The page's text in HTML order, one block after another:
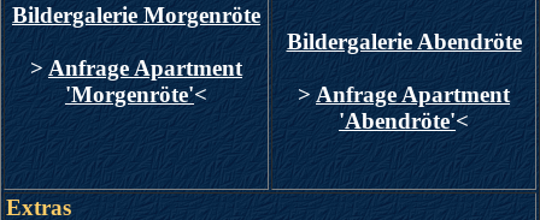
Bildergalerie Morgenröte
> Anfrage Apartment
'Morgenröte'<
Bildergalerie Abendröte
> Anfrage Apartment
'Abendröte'<
Extras